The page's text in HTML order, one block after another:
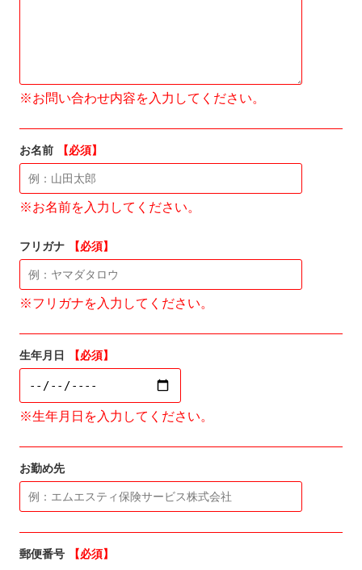
※お問い合わせ内容を入力してください。
お名前 【必須】
※お名前を入力してください。
フリガナ 【必須】
※フリガナを入力してください。
生年月日 【必須】
※生年月日を入力してください。
お勤め先
郵便番号 【必須】